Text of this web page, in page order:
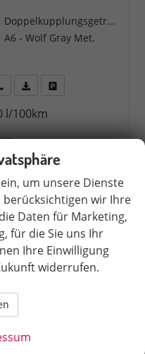
Doppelkupplungsgetriebe (DSG)
A6 - Wolf Gray Met.
Rückruf PDF-Datei, Fahrzeugexposé
l/100km
um unsere Dienste
wir Ihre
Daten für Marketing,
für die Sie uns Ihr
Ihre Einwilligung
widerrufen.